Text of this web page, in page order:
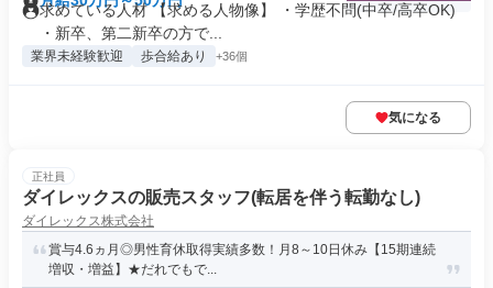
求めている人材 【求める人物像】 ・学歴不問(中卒/高卒OK)
・新卒、第二新卒の方で...
業界未経験歓迎 歩合給あり +36個
気になる
正社員
ダイレックスの販売スタッフ(転居を伴う転勤なし)
ダイレックス株式会社
賞与4.6ヵ月◎男性育休取得実績多数！月8～10日休み【15期連続
増収・増益】★だれでもで...